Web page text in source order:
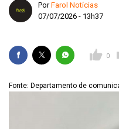
PorFarol Notícias
07/07/2026 - 13h37
0
Fonte: Departamento de